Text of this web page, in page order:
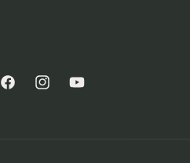
FacebookInstagramYouTube